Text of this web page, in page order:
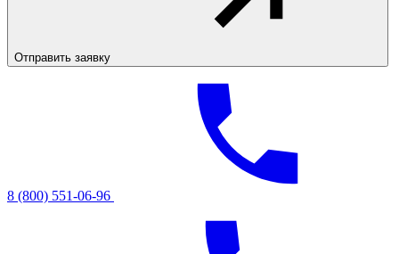
Отправить заявку
8 (800) 551-06-96